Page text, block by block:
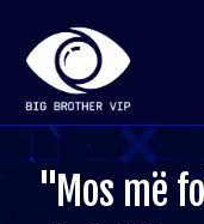
"Mos më